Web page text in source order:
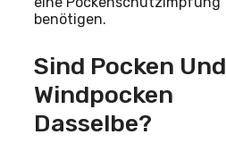
benötigen.
Sind Pocken Und
Windpocken
Dasselbe?